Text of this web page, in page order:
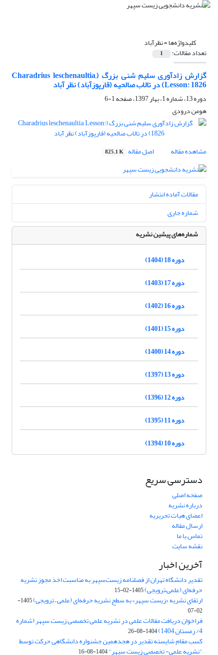
کلیدواژه‌ها =نظرآباد
تعداد مقالات: 1
گزارش زادآوری سلیم شنی بزرگ (Charadrius leschenaultia,
Lesson: 1826) در تالاب صالحیه (قارپوزآباد) نظر آباد
دوره 13، شماره 1، بهار 1397، صفحه
1-6
هومن درودی
مشاهده مقاله اصل مقاله 825.1 K
مقالات آماده انتشار
شماره جاری
شماره‌های پیشین نشریه
دوره 18 (1404)
دوره 17 (1403)
دوره 16 (1402)
دوره 15 (1401)
دوره 14 (1400)
دوره 13 (1397)
دوره 12 (1396)
دوره 11 (1395)
دوره 10 (1394)
دسترسی سریع
صفحه اصلی
درباره نشریه
اعضای هیات تحریریه
ارسال مقاله
تماس با ما
نقشه سایت
آخرین اخبار
تقدیر دانشگاه تهران از فصلنامه زیست‌سپهر به مناسبت اخذ مجوز نشریه
حرفه‌ای (علمی–ترویجی)1405-02-15
ارتقای نشریه «زیست‌ سپهر» به سطح نشریه حرفه‌ای (علمی – ترویجی)
1405-
02-07
فراخوان دریافت مقالات علمی در نشریه علمی تخصصی زیست سپهر (شماره
4/ زمستان 1404) 1404-08-26
کسب مقام شایسته تقدیر در هجدهمین جشنواره دانشگاهی حرکت توسط
"نشریه علمی- تخصصی زیست سپهر"1404-08-16